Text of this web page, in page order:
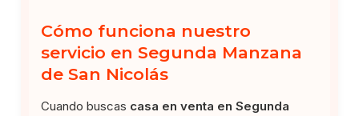
Cómo funciona nuestro
servicio en Segunda Manzana
de San Nicolás
Cuando buscas casa en venta en Segunda